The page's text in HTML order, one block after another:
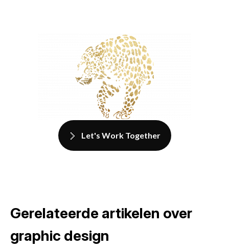
Let's Work Together
Gerelateerde artikelen over
graphic design